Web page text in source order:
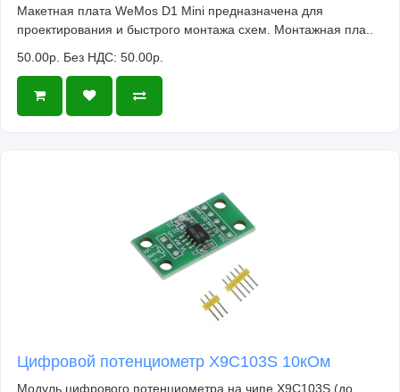
Макетная плата WeMos D1 Mini предназначена для
проектирования и быстрого монтажа схем. Монтажная пла..
50.00р. Без НДС: 50.00р.
Цифровой потенциометр X9C103S 10кОм
Модуль цифрового потенциометра на чипе X9C103S (до